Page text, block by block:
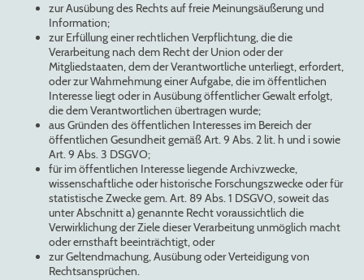
zur Ausübung des Rechts auf freie Meinungsäußerung und
Information;
zur Erfüllung einer rechtlichen Verpflichtung, die die
Verarbeitung nach dem Recht der Union oder der
Mitgliedstaaten, dem der Verantwortliche unterliegt, erfordert,
oder zur Wahrnehmung einer Aufgabe, die im öffentlichen
Interesse liegt oder in Ausübung öffentlicher Gewalt erfolgt,
die dem Verantwortlichen übertragen wurde;
aus Gründen des öffentlichen Interesses im Bereich der
öffentlichen Gesundheit gemäß Art. 9 Abs. 2 lit. h und i sowie
Art. 9 Abs. 3 DSGVO;
für im öffentlichen Interesse liegende Archivzwecke,
wissenschaftliche oder historische Forschungszwecke oder für
statistische Zwecke gem. Art. 89 Abs. 1 DSGVO, soweit das
unter Abschnitt a) genannte Recht voraussichtlich die
Verwirklichung der Ziele dieser Verarbeitung unmöglich macht
oder ernsthaft beeinträchtigt, oder
zur Geltendmachung, Ausübung oder Verteidigung von
Rechtsansprüchen.